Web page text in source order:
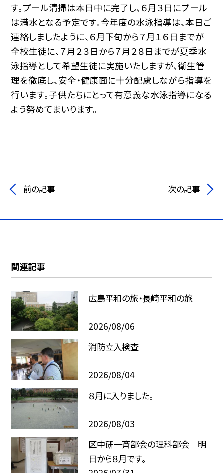
す。プール清掃は本日中に完了し、６月３日にプール
は満水となる予定です。今年度の水泳指導は、本日ご
連絡しましたように、６月下旬から７月１６日までが
全校生徒に、７月２３日から７月２８日までが夏季水
泳指導として希望生徒に実施いたしますが、衛生管
理を徹底し、安全・健康面に十分配慮しながら指導を
行います。子供たちにとって有意義な水泳指導になる
よう努めてまいります。
前の記事 次の記事
関連記事
広島平和の旅・長崎平和の旅
2026/08/06
消防立入検査
2026/08/04
８月に入りました。
2026/08/03
区中研一斉部会の理科部会 明
日から８月です。